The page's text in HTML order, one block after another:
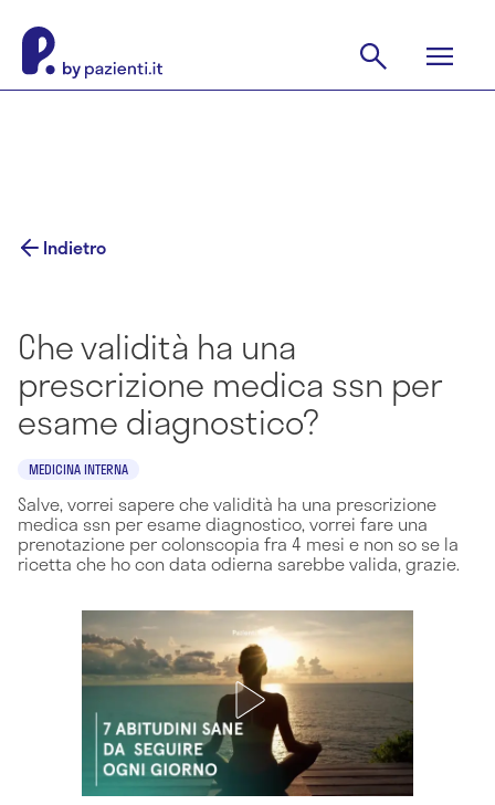
Indietro
Che validità ha una
prescrizione medica ssn per
esame diagnostico?
MEDICINA INTERNA
Salve, vorrei sapere che validità ha una prescrizione
medica ssn per esame diagnostico, vorrei fare una
prenotazione per colonscopia fra 4 mesi e non so se la
ricetta che ho con data odierna sarebbe valida, grazie.